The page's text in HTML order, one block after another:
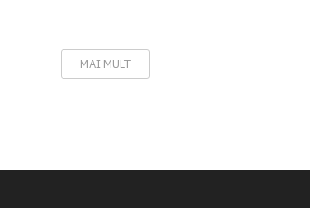
MAI MULT